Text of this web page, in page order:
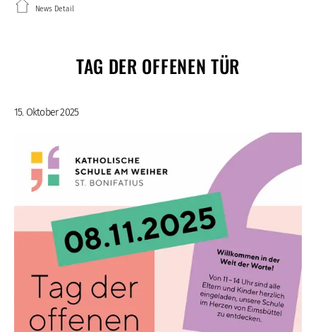
News Detail
TAG DER OFFENEN TÜR
15. Oktober 2025